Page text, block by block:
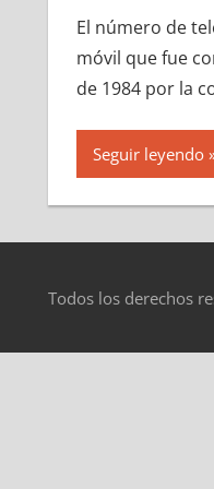
El número dе
móvil quе fue
dе 1984 pοr la
Seguir leyendo
Todos los derechos